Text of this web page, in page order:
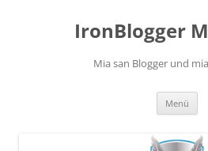
IronBlogger
Mia san Blogger und
Menü